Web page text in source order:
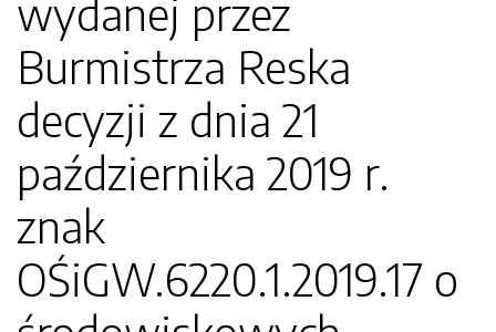
wydanej przez
Burmistrza Reska
decyzji z dnia 21
października 2019 r.
znak
OŚiGW.6220.1.2019.17 o